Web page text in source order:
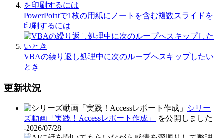
PowerPointで1枚の用紙にノートを含む複数スライドを
印刷するには
VBAの繰り返し処理中に次のループへスキップしたい
とき
更新状況
シリー
ズ動画「実践！Accessレポート作成」
を公開しました
-2026/07/28